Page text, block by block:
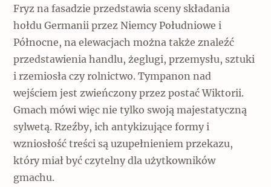
Fryz na fasadzie przedstawia sceny składania
hołdu Germanii przez Niemcy Południowe i
Północne, na elewacjach można także znaleźć
przedstawienia handlu, żeglugi, przemysłu, sztuki
i rzemiosła czy rolnictwo. Tympanon nad
wejściem jest zwieńczony przez postać Wiktorii.
Gmach mówi więc nie tylko swoją majestatyczną
sylwetą. Rzeźby, ich antykizujące formy i
wzniosłość treści są uzupełnieniem przekazu,
który miał być czytelny dla użytkowników
gmachu.